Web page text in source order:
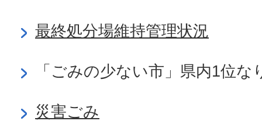
最終処分場維持管理状況
「ごみの少ない市」県内1位な
災害ごみ